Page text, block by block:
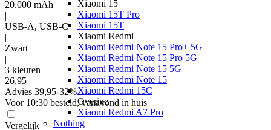
Xiaomi 15
Xiaomi 15T Pro
Xiaomi 15T
Xiaomi Redmi
Xiaomi Redmi Note 15 Pro+ 5G
Xiaomi Redmi Note 15 Pro 5G
Xiaomi Redmi Note 15 5G
Xiaomi Redmi Note 15
Xiaomi Redmi 15C
Overige
Xiaomi Redmi A7 Pro
Nothing
20.000 mAh
|
USB-A, USB-C
|
Zwart
|
3 kleuren
26,95
Advies 39,95-32%
Voor 10:30 besteld, vanavond in huis
Vergelijk